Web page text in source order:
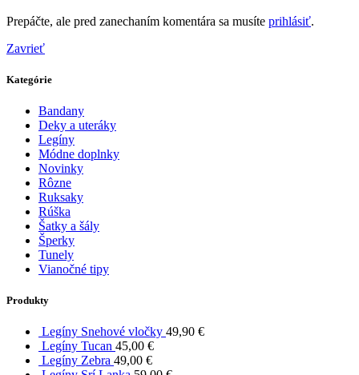
Prepáčte, ale pred zanechaním komentára sa musíte prihlásiť.
Zavrieť
Kategórie
Bandany
Deky a uteráky
Legíny
Módne doplnky
Novinky
Rôzne
Ruksaky
Rúška
Šatky a šály
Šperky
Tunely
Vianočné tipy
Produkty
Legíny Snehové vločky 49,90 €
Legíny Tucan 45,00 €
Legíny Zebra 49,00 €